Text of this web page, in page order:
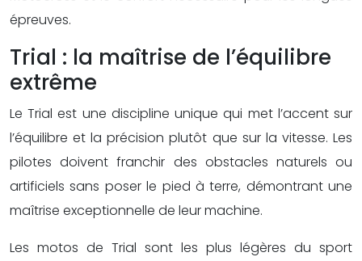
épreuves.
Trial : la maîtrise de l’équilibre
extrême
Le Trial est une discipline unique qui met l’accent sur
l’équilibre et la précision plutôt que sur la vitesse. Les
pilotes doivent franchir des obstacles naturels ou
artificiels sans poser le pied à terre, démontrant une
maîtrise exceptionnelle de leur machine.
Les motos de Trial sont les plus légères du sport